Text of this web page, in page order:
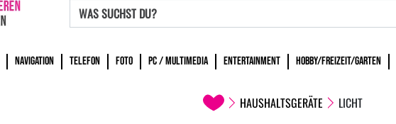
NAVIGATION TELEFON FOTO PC / MULTIMEDIA ENTERTAINMENT HOBBY/FREIZEIT/GARTEN
HAUSHALTSGERÄTE LICHT